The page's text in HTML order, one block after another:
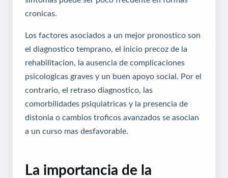
cronicas.
Los factores asociados a un mejor pronostico son
el diagnostico temprano, el inicio precoz de la
rehabilitacion, la ausencia de complicaciones
psicologicas graves y un buen apoyo social. Por el
contrario, el retraso diagnostico, las
comorbilidades psiquiatricas y la presencia de
distonia o cambios troficos avanzados se asocian
a un curso mas desfavorable.
La importancia de la